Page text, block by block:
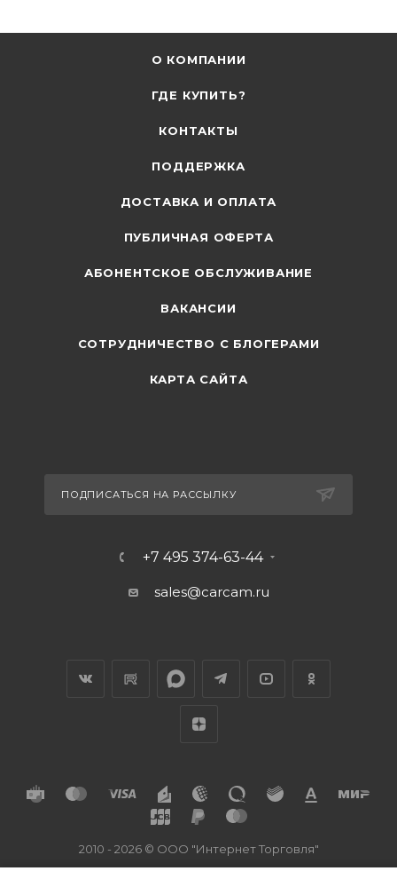
О КОМПАНИИ
ГДЕ КУПИТЬ?
КОНТАКТЫ
ПОДДЕРЖКА
ДОСТАВКА И ОПЛАТА
ПУБЛИЧНАЯ ОФЕРТА
АБОНЕНТСКОЕ ОБСЛУЖИВАНИЕ
ВАКАНСИИ
СОТРУДНИЧЕСТВО С БЛОГЕРАМИ
КАРТА САЙТА
ПОДПИСАТЬСЯ НА РАССЫЛКУ
+7 495 374-63-44
sales@carcam.ru
2010 - 2026 © ООО "Интернет Торговля"